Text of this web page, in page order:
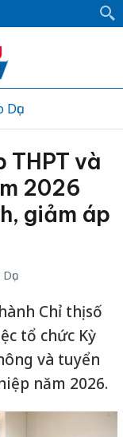
và
2026
giảm áp
Chỉ thị số
tổ chức Kỳ
và tuyển
năm 2026.